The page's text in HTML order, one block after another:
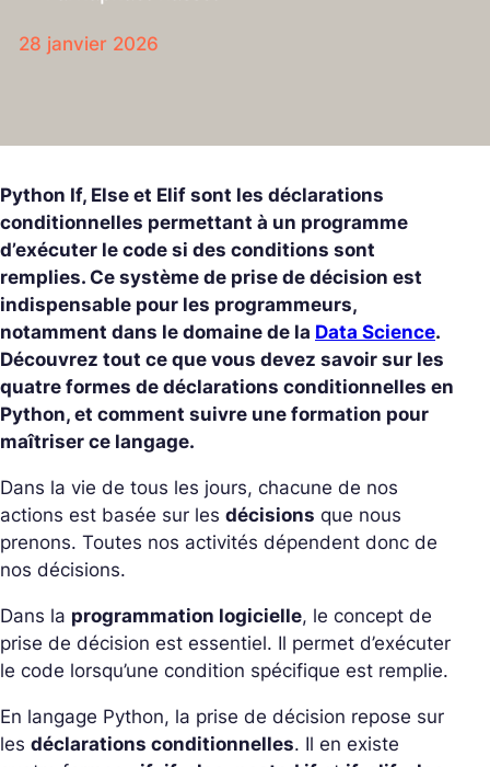
28 janvier 2026
Python If, Else et Elif sont les déclarations
conditionnelles permettant à un programme
d’exécuter le code si des conditions sont
remplies. Ce système de prise de décision est
indispensable pour les programmeurs,
notamment dans le domaine de la Data Science.
Découvrez tout ce que vous devez savoir sur les
quatre formes de déclarations conditionnelles en
Python, et comment suivre une formation pour
maîtriser ce langage.
Dans la vie de tous les jours, chacune de nos
actions est basée sur les décisions que nous
prenons. Toutes nos activités dépendent donc de
nos décisions.
Dans la programmation logicielle, le concept de
prise de décision est essentiel. Il permet d’exécuter
le code lorsqu’une condition spécifique est remplie.
En langage Python, la prise de décision repose sur
les déclarations conditionnelles. Il en existe